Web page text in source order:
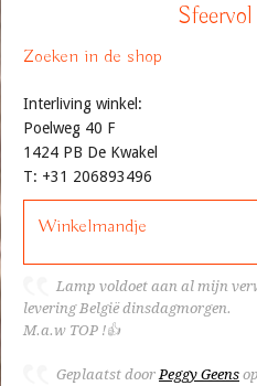
Zoeken in de shop
Interliving winkel:
Poelweg 40 F
1424 PB De Kwakel
T: +31 206893496
Winkelmandje
Lamp voldoet aan al mijn
levering België dinsdagmorgen.
M.a.w TOP !👍
Geplaatst doorPeggy Geens op